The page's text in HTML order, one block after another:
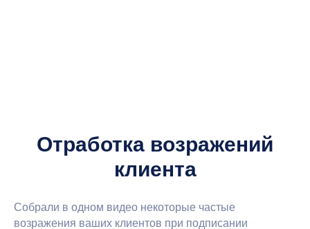
Отработка возражений
клиента
Собрали в одном видео некоторые частые
возражения ваших клиентов при подписании